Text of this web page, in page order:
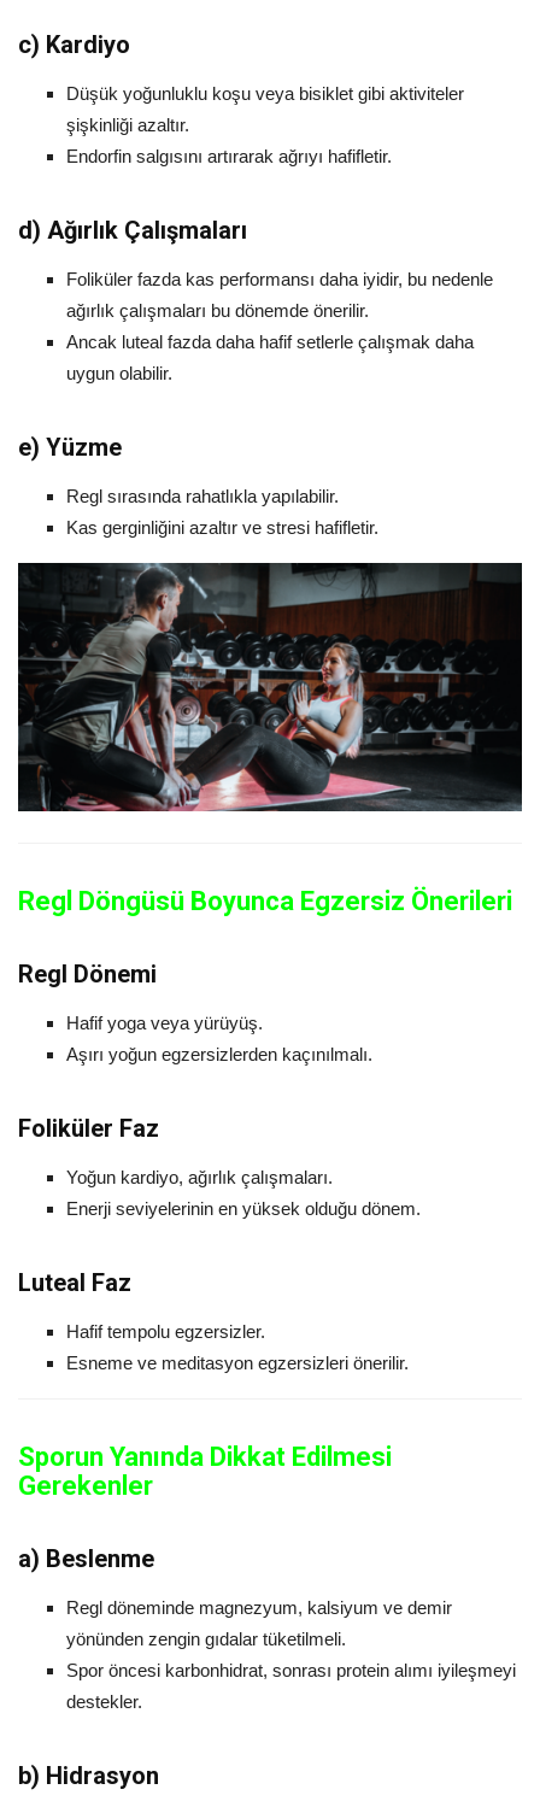
c) Kardiyo
Düşük yoğunluklu koşu veya bisiklet gibi aktiviteler
şişkinliği azaltır.
Endorfin salgısını artırarak ağrıyı hafifletir.
d) Ağırlık Çalışmaları
Foliküler fazda kas performansı daha iyidir, bu nedenle
ağırlık çalışmaları bu dönemde önerilir.
Ancak luteal fazda daha hafif setlerle çalışmak daha
uygun olabilir.
e) Yüzme
Regl sırasında rahatlıkla yapılabilir.
Kas gerginliğini azaltır ve stresi hafifletir.
Regl Döngüsü Boyunca Egzersiz Önerileri
Regl Dönemi
Hafif yoga veya yürüyüş.
Aşırı yoğun egzersizlerden kaçınılmalı.
Foliküler Faz
Yoğun kardiyo, ağırlık çalışmaları.
Enerji seviyelerinin en yüksek olduğu dönem.
Luteal Faz
Hafif tempolu egzersizler.
Esneme ve meditasyon egzersizleri önerilir.
Sporun Yanında Dikkat Edilmesi
Gerekenler
a) Beslenme
Regl döneminde magnezyum, kalsiyum ve demir
yönünden zengin gıdalar tüketilmeli.
Spor öncesi karbonhidrat, sonrası protein alımı iyileşmeyi
destekler.
b) Hidrasyon